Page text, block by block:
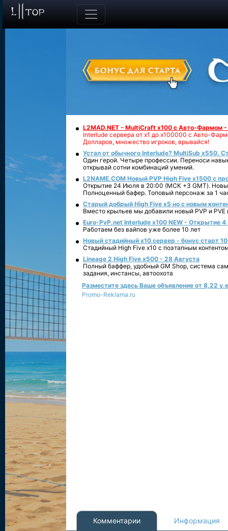
L2MAD.NET - MultiCraft x100 с Авто-Фармом
Interlude сервера от х1 до х100000 с Авто-
Долларов, множество игроков, врывайся!
Устал от обычного Interlude? MultiSub x550.
Один герой. Четыре профессии. Переноси
открывай сотни комбинаций умений.
L2NAME.COM Новый PVP High Five x1500 с
Открытие 24 Июля в 20:00 (МСК +3 GMT).
Полноценный бафер. Топовый персонаж за 1
Старый добрый High Five x5 но с новым
Вместо крыльев мы добавили новый PVP и PVE
Euro-PvP.net Interlude х100 NEW - Открытие 4
Работаем без вайпов уже более 10 лет
Новый стадийный х10 сервер - бонус старт
Стадийный High Five x10 с поэтапным
Lineage 2 High Five x500 - 28 Августа
Полный баффер, удобный GM Shop, система
задания, инстансы, автоохота
Разместите здесь Ваше объявление от 8,22
Promo-Reklama.ru
Комментарии Информация